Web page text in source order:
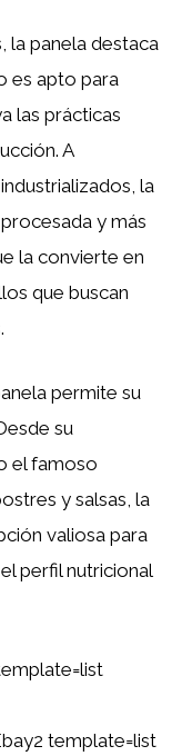
la panela destaca
es apto para
las prácticas
A
la
y más
la convierte en
que buscan
permite su
su
el famoso
y salsas, la
valiosa para
perfil nutricional
template=list